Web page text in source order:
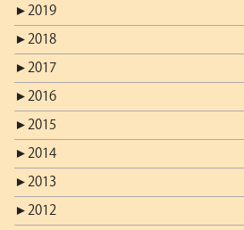
► 2019
► 2018
► 2017
► 2016
► 2015
► 2014
► 2013
► 2012